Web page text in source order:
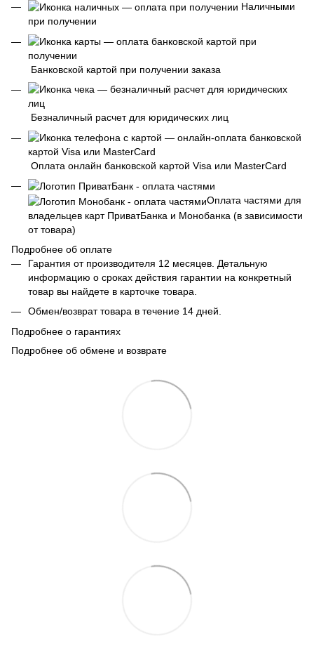
Наличными
при получении
Банковской картой при получении заказа
Безналичный расчет для юридических лиц
Оплата онлайн банковской картой Visa или MasterCard
Оплата частями для
владельцев карт ПриватБанка и Монобанка (в зависимости
от товара)
Подробнее об оплате
Гарантия от производителя 12 месяцев. Детальную
информацию о сроках действия гарантии на конкретный
товар вы найдете в карточке товара.
Обмен/возврат товара в течение 14 дней.
Подробнее о гарантиях
Подробнее об обмене и возврате